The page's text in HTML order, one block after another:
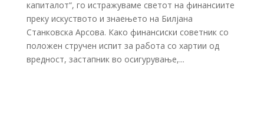
капиталот“, го истражуваме светот на финансиите
преку искуството и знаењето на Билјана
Станковска Арсова. Како финансиски советник со
положен стручен испит за работа со хартии од
вредност, застапник во осигурување,...